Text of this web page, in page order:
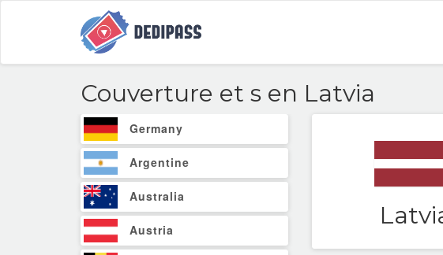
Couverture et s en Latvia
Germany
Argentine
Australia
Austria